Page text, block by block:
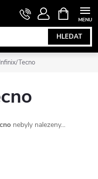
HLEDAT
NÁKUPNÍ
KOŠÍK
Tecno
nebyly nalezeny...